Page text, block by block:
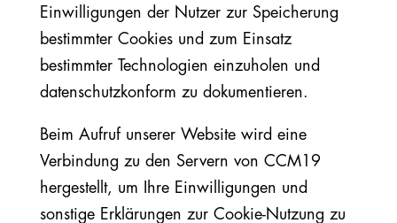
Einwilligungen der Nutzer zur Speicherung
bestimmter Cookies und zum Einsatz
bestimmter Technologien einzuholen und
datenschutzkonform zu dokumentieren.
Beim Aufruf unserer Website wird eine
Verbindung zu den Servern von CCM19
hergestellt, um Ihre Einwilligungen und
sonstige Erklärungen zur Cookie-Nutzung zu